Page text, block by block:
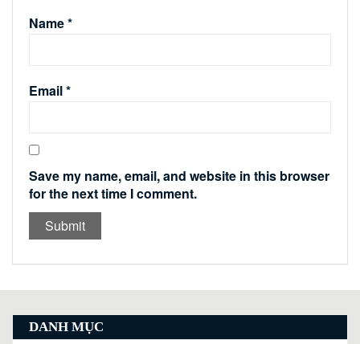
Name*
Email*
Save my name, email, and website in this browser
for the next time I comment.
DANH MỤC